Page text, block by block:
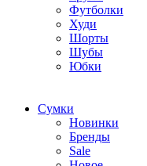
Футболки
Худи
Шорты
Шубы
Юбки
Cумки
Новинки
Бренды
Sale